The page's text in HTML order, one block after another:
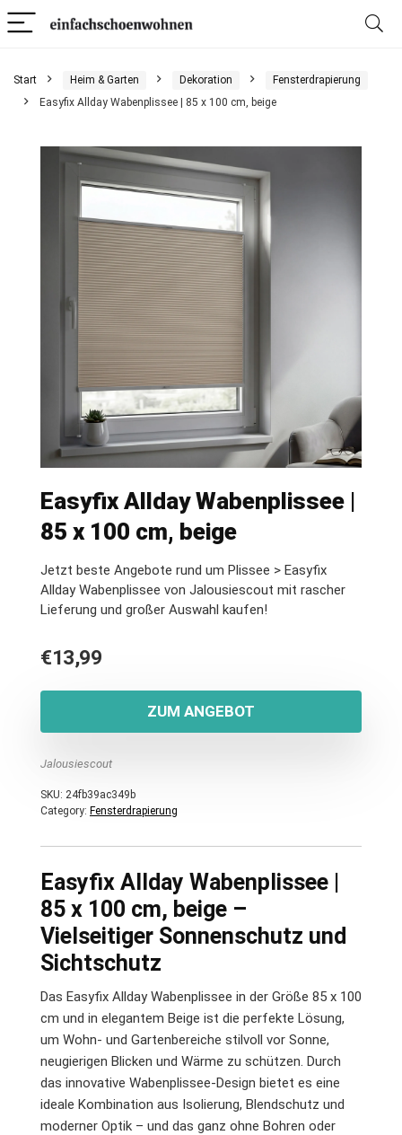
Start Heim & Garten Dekoration
Fensterdrapierung
Easyfix Allday Wabenplissee | 85 x 100 cm, beige
Easyfix Allday Wabenplissee |
85 x 100 cm, beige
Jetzt beste Angebote rund um Plissee > Easyfix
Allday Wabenplissee von Jalousiescout mit rascher
Lieferung und großer Auswahl kaufen!
€13,99
ZUM ANGEBOT
Jalousiescout
SKU: 24fb39ac349b
Category: Fensterdrapierung
Easyfix Allday Wabenplissee |
85 x 100 cm, beige –
Vielseitiger Sonnenschutz und
Sichtschutz
Das Easyfix Allday Wabenplissee in der Größe 85 x 100
cm und in elegantem Beige ist die perfekte Lösung,
um Wohn- und Gartenbereiche stilvoll vor Sonne,
neugierigen Blicken und Wärme zu schützen. Durch
das innovative Wabenplissee-Design bietet es eine
ideale Kombination aus Isolierung, Blendschutz und
moderner Optik – und das ganz ohne Bohren oder